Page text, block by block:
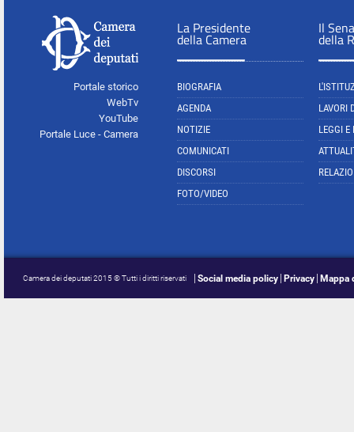
Portale storico
WebTv
YouTube
Portale Luce - Camera
La Presidente
della Camera
BIOGRAFIA
AGENDA
NOTIZIE
COMUNICATI
DISCORSI
FOTO/VIDEO
Il
della
LAVORI
LEGGI E
Camera dei deputati 2015 © Tutti i diritti riservati Social media policy Privacy Mappa